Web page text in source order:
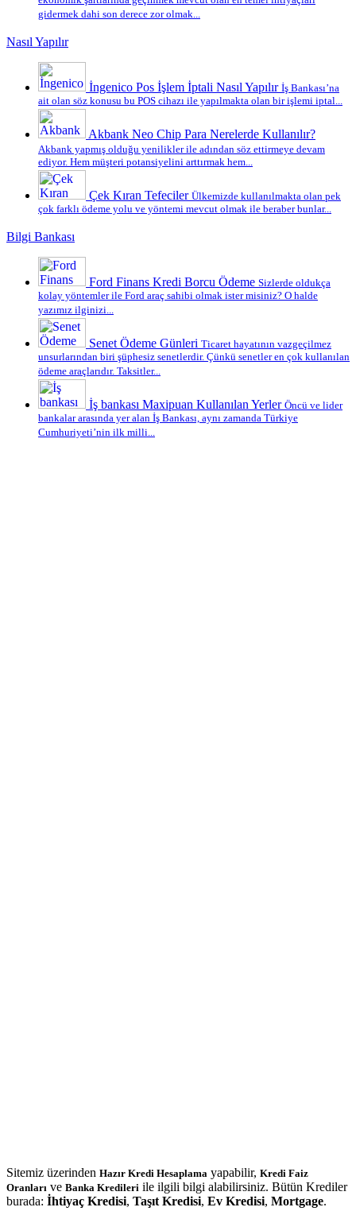
gidermek dahi son derece zor olmak...
Nasıl Yapılır
İngenico Pos İşlem İptali Nasıl Yapılır İş Bankası’na
ait olan söz konusu bu POS cihazı ile yapılmakta olan bir işlemi iptal...
Akbank Neo Chip Para Nerelerde Kullanılır?
Akbank yapmış olduğu yenilikler ile adından söz ettirmeye devam
ediyor. Hem müşteri potansiyelini arttırmak hem...
Çek Kıran Tefeciler Ülkemizde kullanılmakta olan pek
çok farklı ödeme yolu ve yöntemi mevcut olmak ile beraber bunlar...
Bilgi Bankası
Ford Finans Kredi Borcu Ödeme Sizlerde oldukça
kolay yöntemler ile Ford araç sahibi olmak ister misiniz? O halde
yazımız ilginizi...
Senet Ödeme Günleri Ticaret hayatının vazgeçilmez
unsurlarından biri şüphesiz senetlerdir. Çünkü senetler en çok kullanılan
ödeme araçlarıdır. Taksitler...
İş bankası Maxipuan Kullanılan Yerler Öncü ve lider
bankalar arasında yer alan İş Bankası, aynı zamanda Türkiye
Cumhuriyeti’nin ilk milli...
Sitemiz üzerinden Hazır Kredi Hesaplama yapabilir, Kredi Faiz
Oranları ve Banka Kredileri ile ilgili bilgi alabilirsiniz. Bütün Krediler
burada: İhtiyaç Kredisi, Taşıt Kredisi, Ev Kredisi, Mortgage.